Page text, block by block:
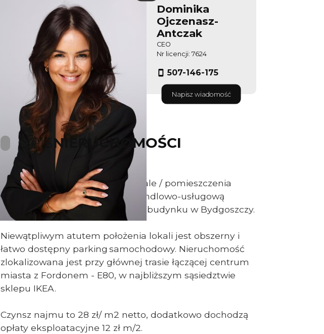
Dominika
Ojczenasz-
Antczak
CEO
Nr licencji: 7624
507-146-175
Napisz wiadomość
OPIS NIERUCHOMOŚCI
Oferujemy atrakcyjne lokale / hale / pomieszczenia
przeznaczone na działalność handlowo-usługową
zlokalizowane w wolnostojącym budynku w Bydgoszczy.
Niewątpliwym atutem położenia lokali jest obszerny i
łatwo dostępny parking samochodowy. Nieruchomość
zlokalizowana jest przy głównej trasie łączącej centrum
miasta z Fordonem - E80, w najbliższym sąsiedztwie
sklepu IKEA.
Czynsz najmu to 28 zł/ m2 netto, dodatkowo dochodzą
opłaty eksploatacyjne 12 zł m/2.